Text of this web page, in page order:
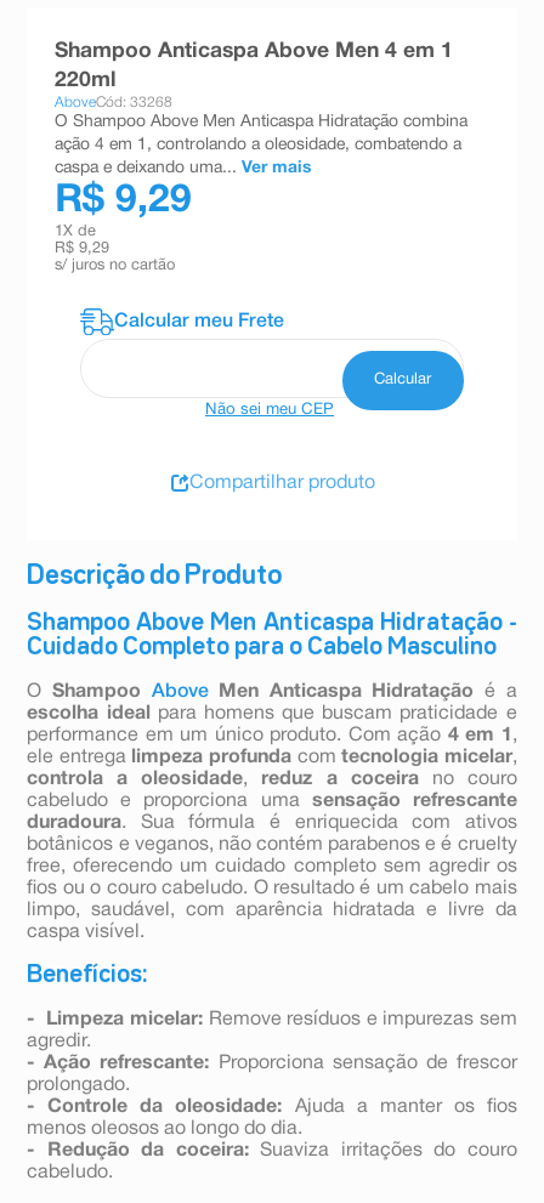
Descrição do Produto
Shampoo Above Men Anticaspa Hidratação -
Cuidado Completo para o Cabelo Masculino
O Shampoo Above Men Anticaspa Hidratação
é a
escolha ideal
para homens que buscam praticidade e
performance em um único produto. Com ação 4 em 1 ,
ele entrega
limpeza profunda comtecnologia micelar,
controla a oleosidade, reduz a coceirano couro
cabeludo e proporciona uma sensação refrescante
duradoura. Sua fórmula é enriquecida com ativos
botânicos e veganos, não contém parabenos e é cruelty
free, oferecendo um cuidado completo sem agredir os
fios ou o couro cabeludo. O resultado é um cabelo mais
limpo, saudável, com aparência hidratada e livre da
caspa visível.
Benefícios:
- Limpeza micelar:Remove resíduos e impurezas sem
agredir.
- Ação refrescante: Proporciona sensação de frescor
prolongado.
- Controle da oleosidade: Ajuda a manter os fios
menos oleosos ao longo do dia.
- Redução da coceira:Suaviza irritações do couro
cabeludo.
Shampoo Anticaspa Above Men 4 em 1
220ml
AboveCód: 33268
O Shampoo Above Men Anticaspa Hidratação combina
ação 4 em 1, controlando a oleosidade, combatendo a
caspa e deixando uma... Ver mais
R$ 9,29
1 X de
R$ 9,29
s/ juros no cartão
Não sei meu CEP
Compartilhar produto
absorvente
10ºshampoo